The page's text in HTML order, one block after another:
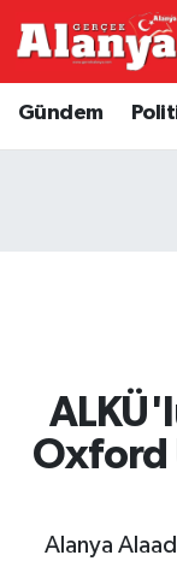
Gündem
Oxford
Alanya
Genel
Diğer
Dünya
Trafik
Haber